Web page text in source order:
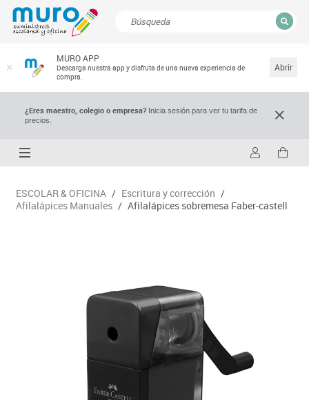
MURO APP
Descarga nuestra app y disfruta de una nueva experiencia de
compra.
Abrir
¿Eres maestro, colegio o empresa?Inicia sesión para ver tu tarifa de
precios.
ESCOLAR & OFICINA / Escritura y corrección /
Afilalápices Manuales / Afilalápices sobremesa Faber-castell